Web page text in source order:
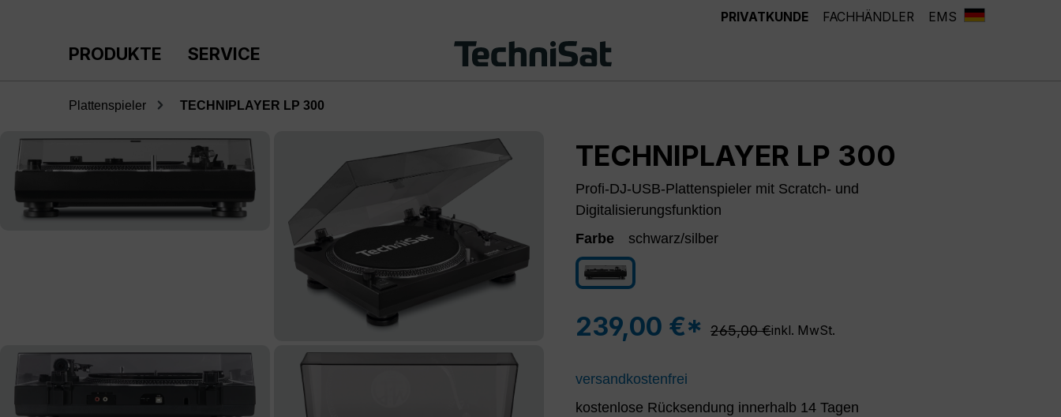
PRIVATKUNDE FACHHÄNDLER EMS
PRODUKTE SERVICE
Plattenspieler TECHNIPLAYER LP 300
Bildergalerie überspringen TECHNIPLAYER LP 300
Profi-DJ-USB-Plattenspieler mit Scratch- und
Digitalisierungsfunktion
Farbe
schwarz/silber
schwarz/silber
239,00 €* Regulärer Preis:
265,00 €inkl. MwSt.
versandkostenfrei
kostenlose Rücksendung innerhalb 14 Tagen